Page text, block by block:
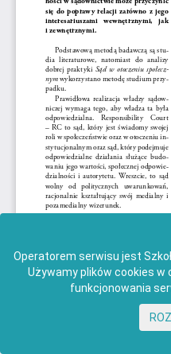
Operatorem serwisu jest
Używamy plików cookies w
funkcjonowania